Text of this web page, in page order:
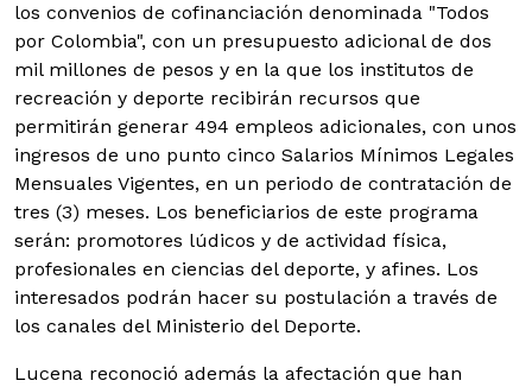
los convenios de cofinanciación denominada "Todos
por Colombia", con un presupuesto adicional de dos
mil millones de pesos y en la que los institutos de
recreación y deporte recibirán recursos que
permitirán generar 494 empleos adicionales, con unos
ingresos de uno punto cinco Salarios Mínimos Legales
Mensuales Vigentes, en un periodo de contratación de
tres (3) meses. Los beneficiarios de este programa
serán: promotores lúdicos y de actividad física,
profesionales en ciencias del deporte, y afines. Los
interesados podrán hacer su postulación a través de
los canales del Ministerio del Deporte.
Lucena reconoció además la afectación que han